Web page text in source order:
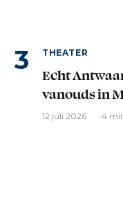
THEATER
Echt
vanouds in
12 juli 2026 4